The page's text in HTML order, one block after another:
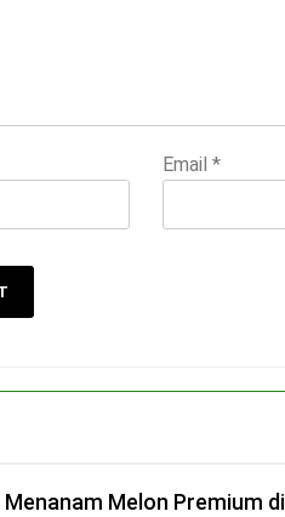
Email *
Menanam Melon Premium di